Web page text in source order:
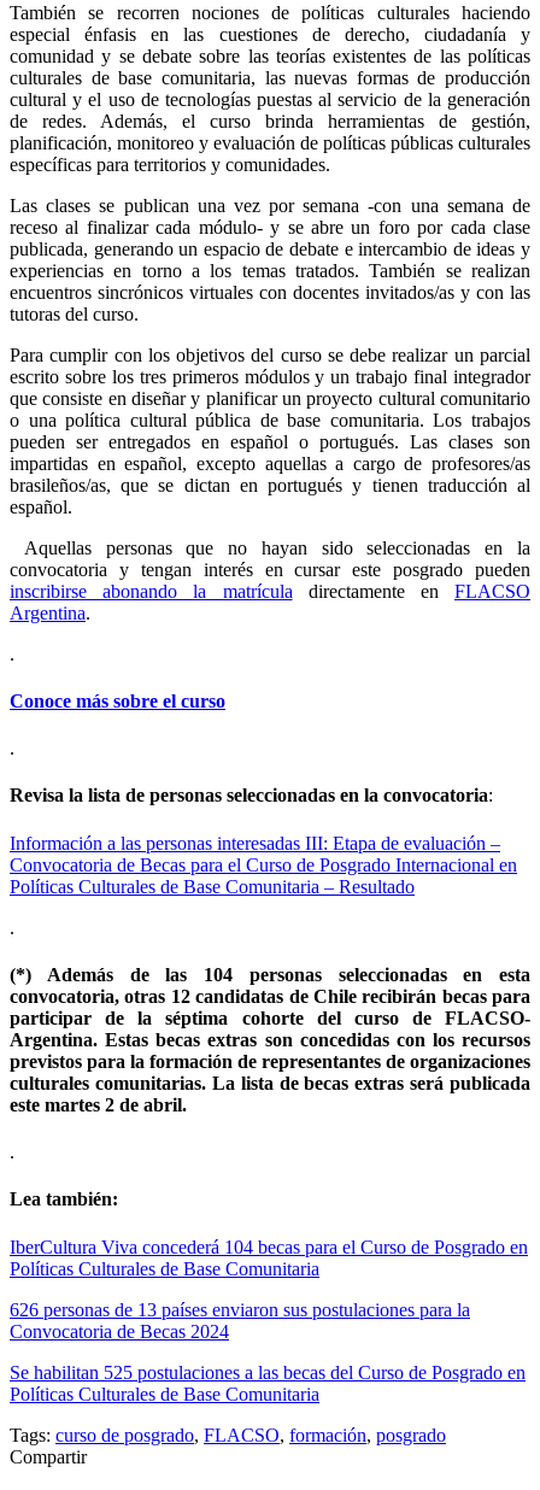
También se recorren nociones de políticas culturales haciendo
especial énfasis en las cuestiones de derecho, ciudadanía y
comunidad y se debate sobre las teorías existentes de las políticas
culturales de base comunitaria, las nuevas formas de producción
cultural y el uso de tecnologías puestas al servicio de la generación
de redes. Además, el curso brinda herramientas de gestión,
planificación, monitoreo y evaluación de políticas públicas culturales
específicas para territorios y comunidades.
Las clases se publican una vez por semana -con una semana de
receso al finalizar cada módulo- y se abre un foro por cada clase
publicada, generando un espacio de debate e intercambio de ideas y
experiencias en torno a los temas tratados. También se realizan
encuentros sincrónicos virtuales con docentes invitados/as y con las
tutoras del curso.
Para cumplir con los objetivos del curso se debe realizar un parcial
escrito sobre los tres primeros módulos y un trabajo final integrador
que consiste en diseñar y planificar un proyecto cultural comunitario
o una política cultural pública de base comunitaria. Los trabajos
pueden ser entregados en español o portugués. Las clases son
impartidas en español, excepto aquellas a cargo de profesores/as
brasileños/as, que se dictan en portugués y tienen traducción al
español.
Aquellas personas que no hayan sido seleccionadas en la
convocatoria y tengan interés en cursar este posgrado pueden
inscribirse abonando la matrícula directamente en FLACSO
Argentina.
.
Conoce más sobre el curso
.
Revisa la lista de personas seleccionadas en la convocatoria:
Información a las personas interesadas III: Etapa de evaluación –
Convocatoria de Becas para el Curso de Posgrado Internacional en
Políticas Culturales de Base Comunitaria – Resultado
.
(*) Además de las 104 personas seleccionadas en esta
convocatoria, otras 12 candidatas de Chile recibirán becas para
participar de la séptima cohorte del curso de FLACSO-
Argentina. Estas becas extras son concedidas con los recursos
previstos para la formación de representantes de organizaciones
culturales comunitarias. La lista de becas extras será publicada
este martes 2 de abril.
.
Lea también:
IberCultura Viva concederá 104 becas para el Curso de Posgrado en
Políticas Culturales de Base Comunitaria
626 personas de 13 países enviaron sus postulaciones para la
Convocatoria de Becas 2024
Se habilitan 525 postulaciones a las becas del Curso de Posgrado en
Políticas Culturales de Base Comunitaria
Tags: curso de posgrado, FLACSO, formación, posgrado
Compartir